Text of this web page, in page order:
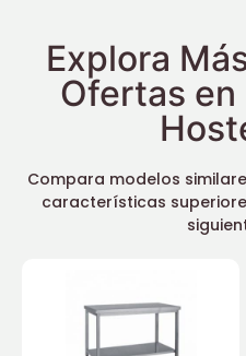
Explora
Ofertas en
Compara modelos
características